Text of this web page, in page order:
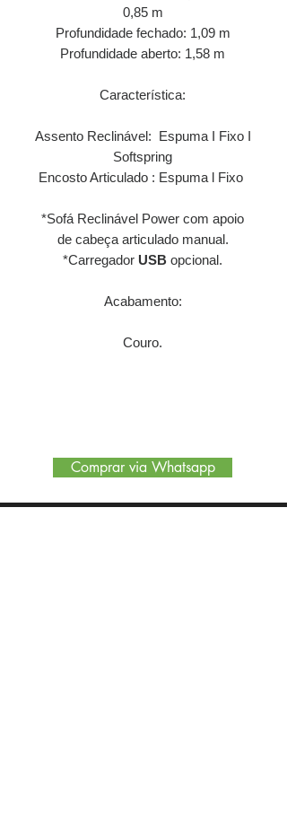
0,85 m
Profundidade fechado: 1,09 m
Profundidade aberto: 1,58 m
Característica:
Assento Reclinável: Espuma I Fixo I
Softspring
Encosto Articulado : Espuma l Fixo
*Sofá Reclinável Power com apoio
de cabeça articulado manual.
*Carregador USB opcional.
Acabamento:
Couro.
Comprar via Whatsapp